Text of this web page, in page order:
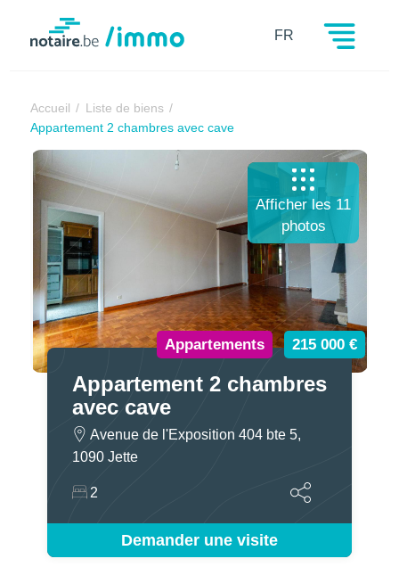
Notaire.be FR
Accueil
Liste de biens
Appartement 2 chambres avec cave
Appartements 215 000 €
Appartement 2 chambres
avec cave
Avenue de l'Exposition 404 bte 5,
1090 Jette
2
Demander une visite
Afficher les 11
photos